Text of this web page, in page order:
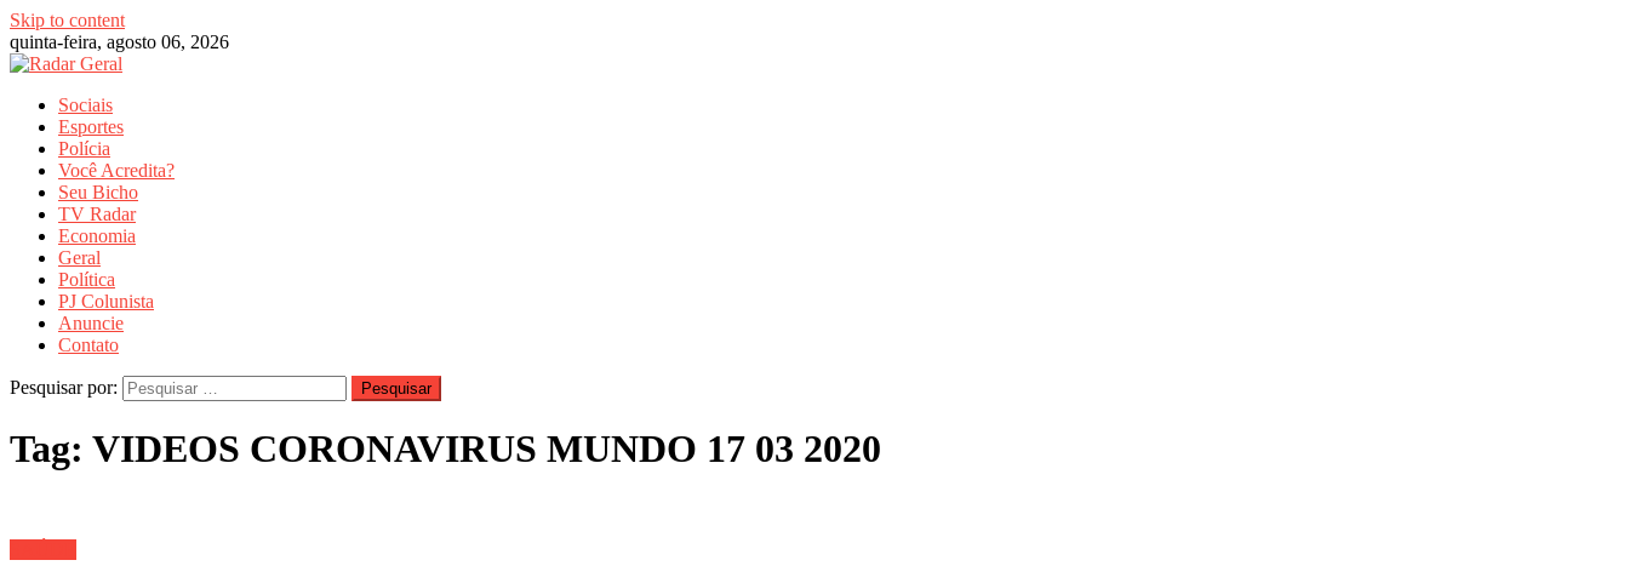
Skip to content
quinta-feira, agosto 06, 2026
Sociais
Esportes
Polícia
Você Acredita?
Seu Bicho
TV Radar
Economia
Geral
Política
PJ Colunista
Anuncie
Contato
Pesquisar por:
Tag: VIDEOS CORONAVIRUS MUNDO 17 03 2020